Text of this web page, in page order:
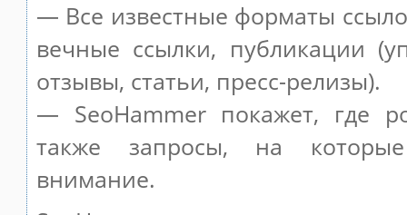
— Все известные форматы
вечные ссылки, публикации
отзывы, статьи, пресс-релизы).
— SeoHammer покажет, где
также запросы, на
внимание.